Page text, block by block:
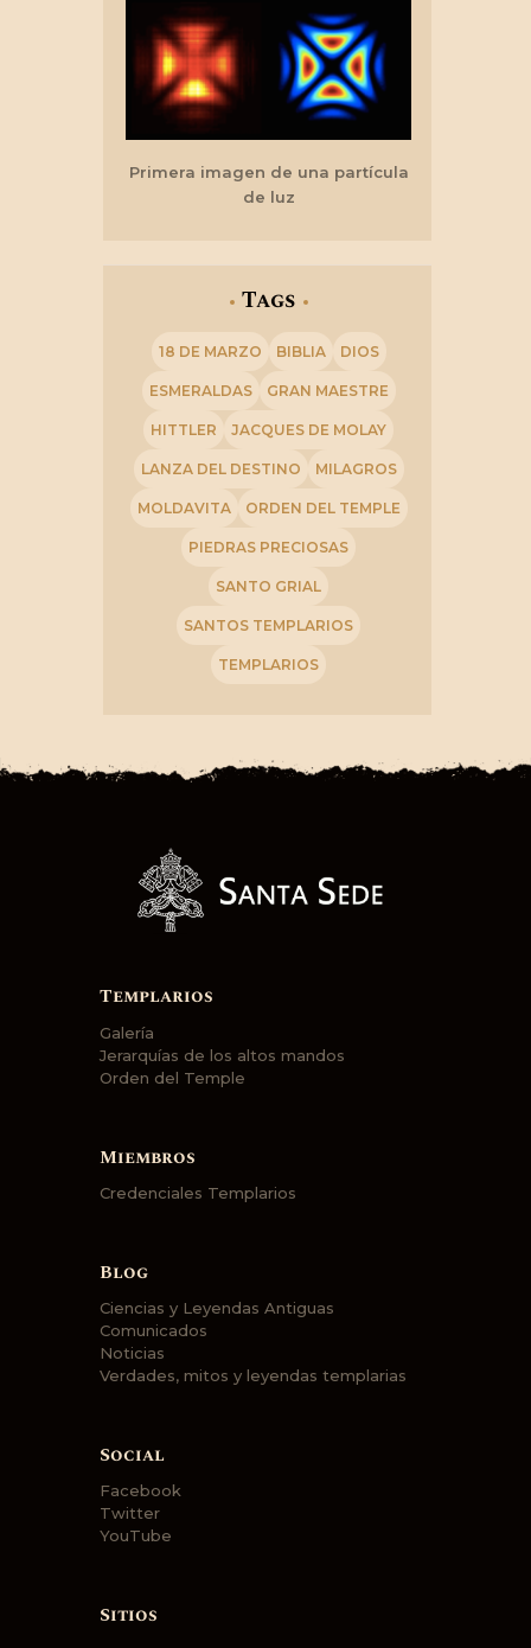
Primera imagen de una partícula
de luz
Tags
18 DE MARZO BIBLIA DIOS
ESMERALDAS GRAN MAESTRE
HITTLER JACQUES DE MOLAY
LANZA DEL DESTINO MILAGROS
MOLDAVITA ORDEN DEL TEMPLE
PIEDRAS PRECIOSAS
SANTO GRIAL
SANTOS TEMPLARIOS
TEMPLARIOS
Templarios
Galería
Jerarquías de los altos mandos
Orden del Temple
Miembros
Credenciales Templarios
Blog
Ciencias y Leyendas Antiguas
Comunicados
Noticias
Verdades, mitos y leyendas templarias
Social
Facebook
Twitter
YouTube
Sitios